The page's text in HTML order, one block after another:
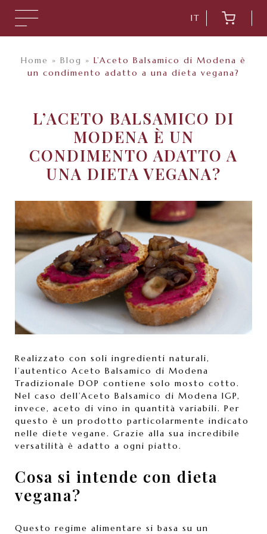
IT
Home » Blog » L’Aceto Balsamico di Modena è
un condimento adatto a una dieta vegana?
L’ACETO BALSAMICO DI
MODENA È UN
CONDIMENTO ADATTO A
UNA DIETA VEGANA?
Realizzato con soli ingredienti naturali,
l’autentico Aceto Balsamico di Modena
Tradizionale DOP contiene solo mosto cotto.
Nel caso dell’Aceto Balsamico di Modena IGP,
invece, aceto di vino in quantità variabili. Per
questo è un prodotto particolarmente indicato
nelle diete vegane. Grazie alla sua incredibile
versatilità è adatto a ogni piatto.
Cosa si intende con dieta
vegana?
Questo regime alimentare si basa su un